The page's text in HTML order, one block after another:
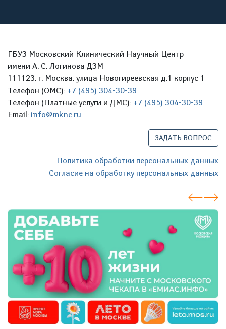
ГБУЗ Московский Клинический Научный Центр
имени А. С. Логинова ДЗМ
111123, г. Москва, улица Новогиреевская д.1 корпус 1
Телефон (ОМС): +7 (495) 304-30-39
Телефон (Платные услуги и ДМС): +7 (495) 304-30-39
Email: info@mknc.ru
ЗАДАТЬ ВОПРОС
Политика обработки персональных данных
Согласие на обработку персональных данных